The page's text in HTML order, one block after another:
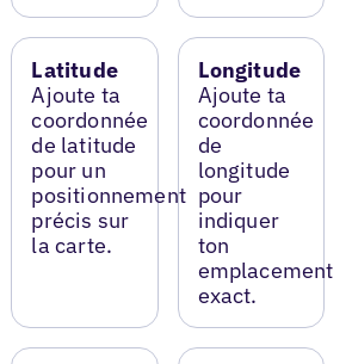
Latitude
Ajoute ta
coordonnée
de latitude
pour un
positionnement
précis sur
la carte.
Longitude
Ajoute ta
coordonnée
de
longitude
pour
indiquer
ton
emplacement
exact.